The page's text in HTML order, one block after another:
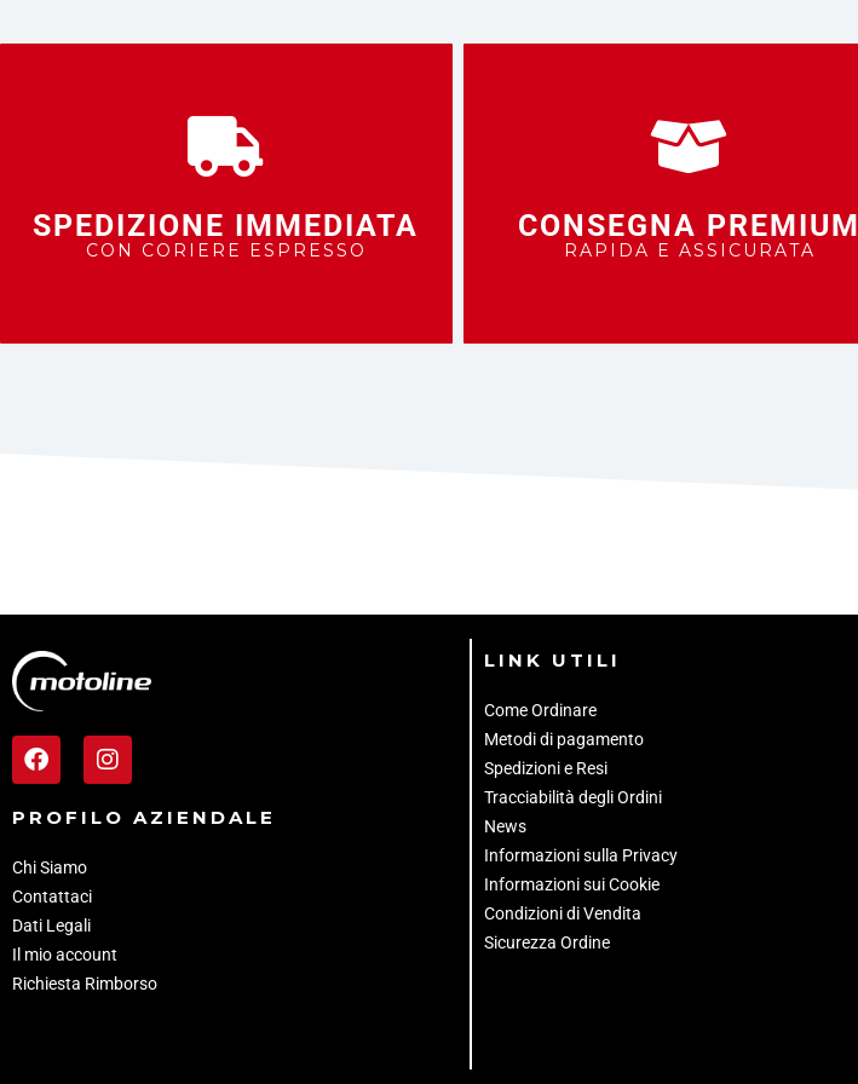
SPEDIZIONE IMMEDIATA
CON CORIERE ESPRESSO
CONSEGNA PREMIUM
RAPIDA E ASSICURATA
PROFILO AZIENDALE
Chi Siamo
Contattaci
Dati Legali
Il mio account
Richiesta Rimborso
LINK UTILI
Come Ordinare
Metodi di pagamento
Spedizioni e Resi
Tracciabilità degli Ordini
News
Informazioni sulla Privacy
Informazioni sui Cookie
Condizioni di Vendita
Sicurezza Ordine